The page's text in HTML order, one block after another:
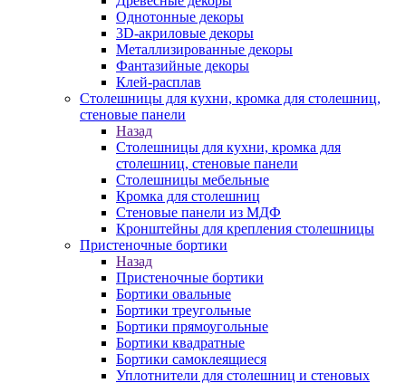
Однотонные декоры
3D-акриловые декоры
Металлизированные декоры
Фантазийные декоры
Клей-расплав
Столешницы для кухни, кромка для столешниц,
стеновые панели
Назад
Столешницы для кухни, кромка для
столешниц, стеновые панели
Столешницы мебельные
Кромка для столешниц
Стеновые панели из МДФ
Кронштейны для крепления столешницы
Пристеночные бортики
Назад
Пристеночные бортики
Бортики овальные
Бортики треугольные
Бортики прямоугольные
Бортики квадратные
Бортики самоклеящиеся
Уплотнители для столешниц и стеновых